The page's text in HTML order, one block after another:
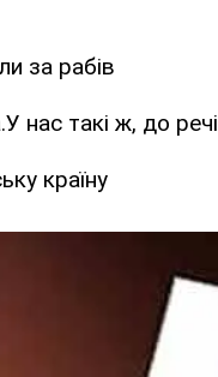
за рабів
нас такі ж, до речі
країну